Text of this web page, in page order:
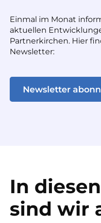
Einmal im Monat
aktuellen
Partnerkirchen. Hier
Newsletter:
Newsletter
In
sind wir